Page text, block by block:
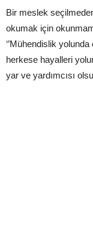
Bir meslek
okumak için
‘’Mühendislik
herkese hayalleri
yar ve yardımcısı